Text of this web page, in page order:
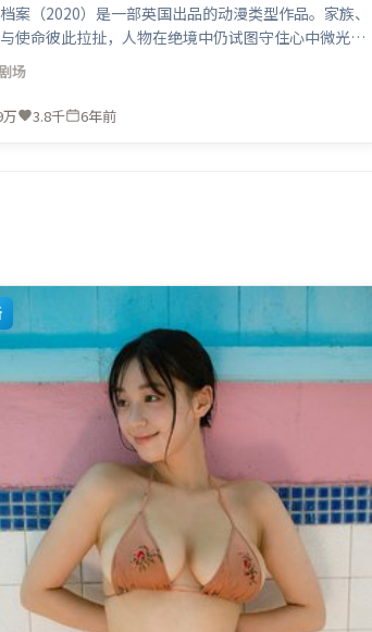
案（2020）是一部英国出品的动漫类型作品。家族、
使命彼此拉扯，人物在绝境中仍试图守住心中微光。
与美术共同营造出强烈地域气质，增强沉浸感。由冯小
，秦海璐、迪皮卡·帕度柯妮、奥卡菲娜，刘亦菲、
等联袂出演。影片于2020年3月21日（英国）在部分
场
万 3.8千 6年前